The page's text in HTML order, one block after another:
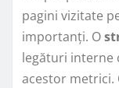
pagini vizitate
importanți. O
legături interne
acestor metrici.